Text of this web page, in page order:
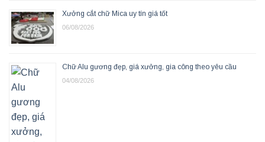
Xưởng cắt chữ Mica uy tín giá tốt
06/08/2026
Chữ Alu gương đẹp, giá xưởng, gia công theo yêu cầu
04/08/2026